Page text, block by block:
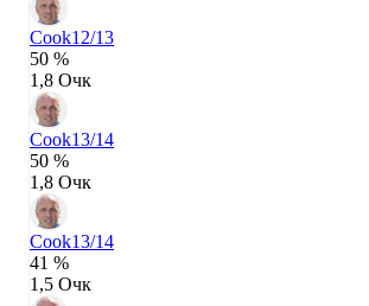
Cook12/13
50 %
1,8 Очк
Cook13/14
50 %
1,8 Очк
Cook13/14
41 %
1,5 Очк